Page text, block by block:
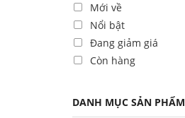
Mới về
Nổi bật
Đang giảm giá
Còn hàng
DANH MỤC SẢN PHẨM